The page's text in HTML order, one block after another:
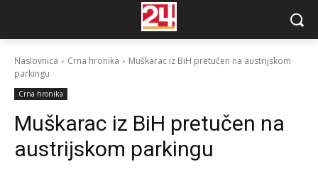
Naslovnica Crna hronika
Muškarac iz BiH pretučen na austrijskom
parkingu
Crna hronika
Muškarac iz BiH pretučen na
austrijskom parkingu